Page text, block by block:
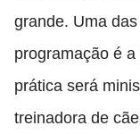
grande. Uma
programação é
prática será
treinadora de